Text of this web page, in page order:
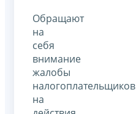
Обращают
на
себя
внимание
жалобы
налогоплательщиков
на